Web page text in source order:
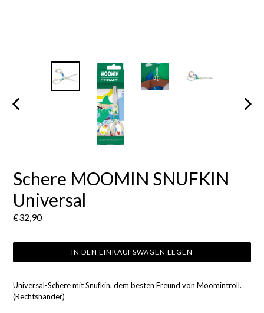
Schere MOOMIN SNUFKIN
Universal
Normaler
€32,90
IN DEN EINKAUFSWAGEN LEGEN
Universal-Schere mit Snufkin, dem besten Freund von Moomintroll.
(Rechtshänder)